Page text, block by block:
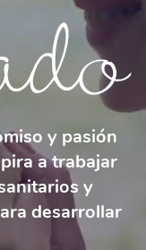
y pasión
a trabajar
y
desarrollar